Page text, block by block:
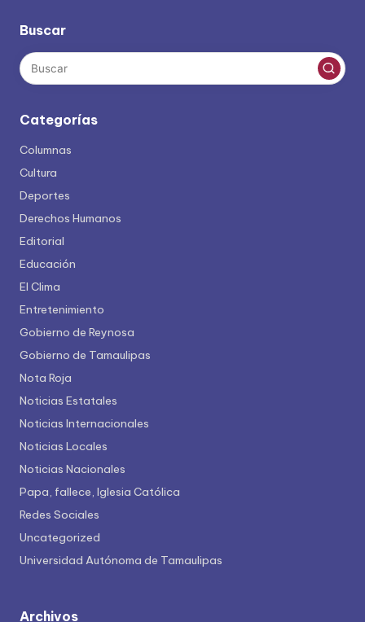
Buscar
Categorías
Columnas
Cultura
Deportes
Derechos Humanos
Editorial
Educación
El Clima
Entretenimiento
Gobierno de Reynosa
Gobierno de Tamaulipas
Nota Roja
Noticias Estatales
Noticias Internacionales
Noticias Locales
Noticias Nacionales
Papa, fallece, Iglesia Católica
Redes Sociales
Uncategorized
Universidad Autónoma de Tamaulipas
Archivos